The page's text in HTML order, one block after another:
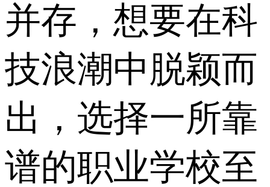
并存，想要在科
技浪潮中脱颖而
出，选择一所靠
谱的职业学校至